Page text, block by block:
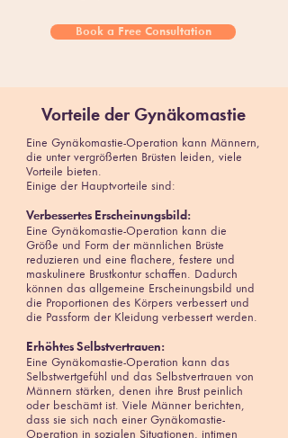
Book a Free Consultation
Vorteile der Gynäkomastie
Eine Gynäkomastie-Operation kann Männern,
die unter vergrößerten Brüsten leiden, viele
Vorteile bieten.
Einige der Hauptvorteile sind:
Verbessertes Erscheinungsbild:
Eine Gynäkomastie-Operation kann die
Größe und Form der männlichen Brüste
reduzieren und eine flachere, festere und
maskulinere Brustkontur schaffen. Dadurch
können das allgemeine Erscheinungsbild und
die Proportionen des Körpers verbessert und
die Passform der Kleidung verbessert werden.
Erhöhtes Selbstvertrauen:
Eine Gynäkomastie-Operation kann das
Selbstwertgefühl und das Selbstvertrauen von
Männern stärken, denen ihre Brust peinlich
oder beschämt ist. Viele Männer berichten,
dass sie sich nach einer Gynäkomastie-
Operation in sozialen Situationen, intimen